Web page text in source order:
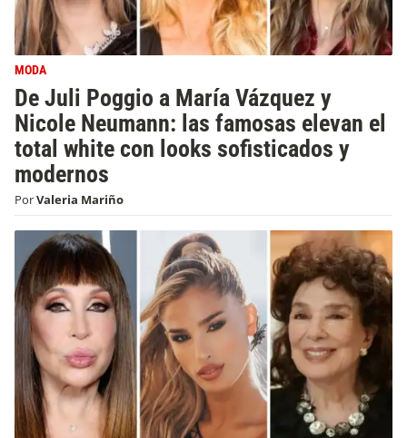
MODA
De Juli Poggio a María Vázquez y
Nicole Neumann: las famosas elevan el
total white con looks sofisticados y
modernos
PorValeria Mariño